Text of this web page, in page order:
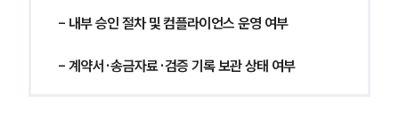
- 내부 승인 절차 및 컴플라이언스 운영 여부
- 계약서·송금자료·검증 기록 보관 상태 여부